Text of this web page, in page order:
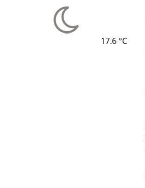
17.6 °C